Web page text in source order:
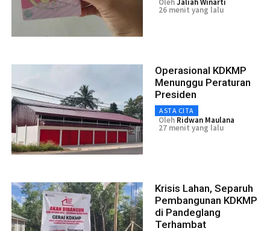
26 menit yang lalu
Operasional KDKMP
Menunggu Peraturan
Presiden
ASTA CITA
Oleh Ridwan Maulana
27 menit yang lalu
Krisis Lahan, Separuh
Pembangunan KDKMP
di Pandeglang
Terhambat